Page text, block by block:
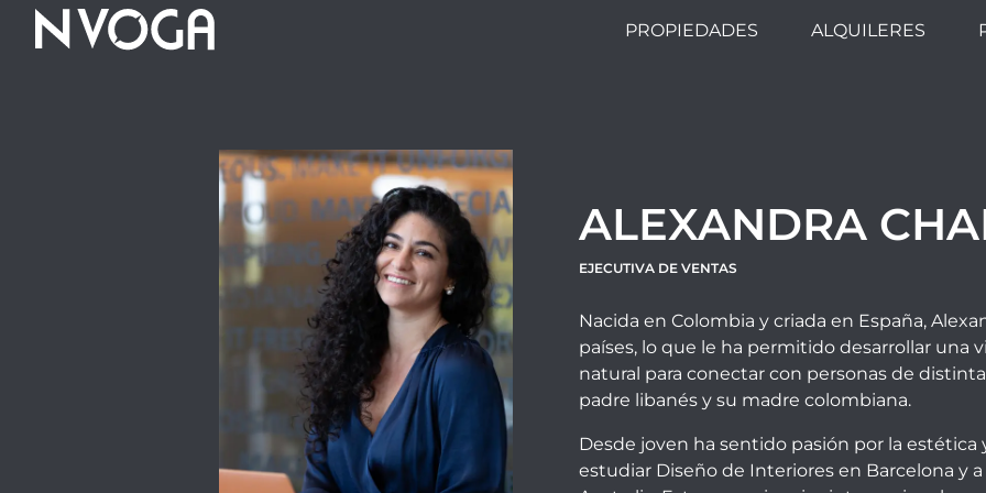
PROPIEDADES ALQUILERES
ALEXANDRA
EJECUTIVA DE VENTAS
Nacida en Colombia y criada en España,
países, lo que le ha permitido desarrollar una
natural para conectar con personas de
padre libanés y su madre colombiana.
Desde joven ha sentido pasión por la estética
estudiar Diseño de Interiores en Barcelona y